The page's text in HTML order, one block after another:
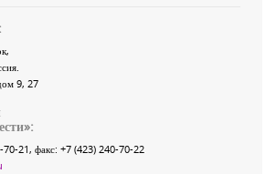
,
9, 27
»:
70-21, факс: +7 (423) 240-70-22